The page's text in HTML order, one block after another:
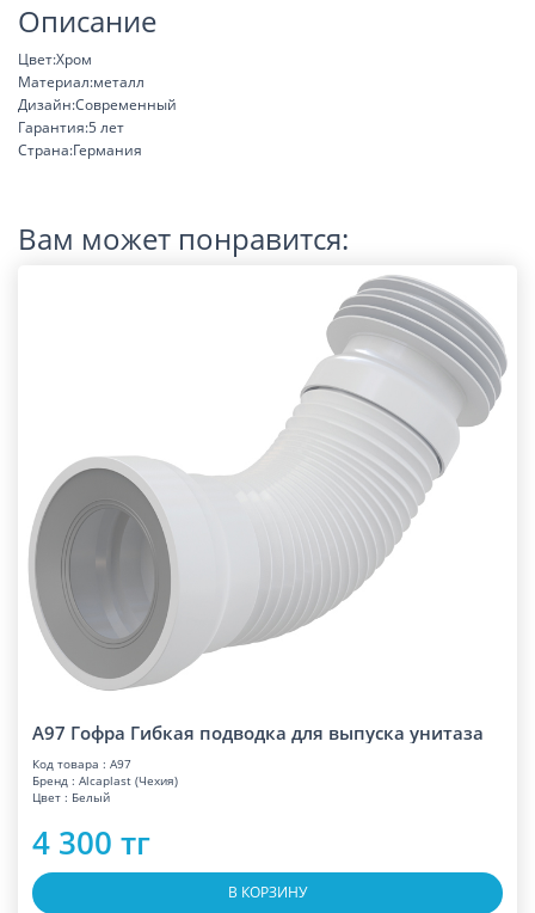
Описание
Цвет:Хром
Материал:металл
Дизайн:Современный
Гарантия:5 лет
Страна:Германия
Вам может понравится:
A97 Гофра Гибкая подводка для выпуска унитаза
Код товара : A97
Бренд : Alcaplast (Чехия)
Цвет : Белый
4 300 тг
В КОРЗИНУ